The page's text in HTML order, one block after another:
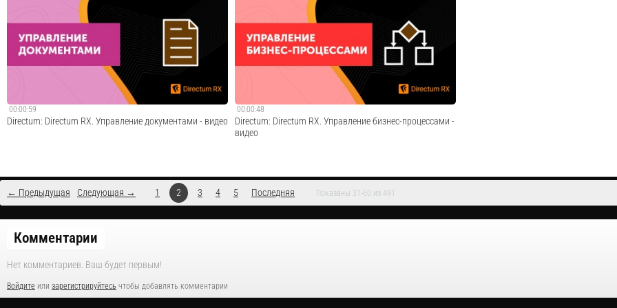
Почему при внедрении системы кадрового электронного
документооборота нельзя просто сказать вендору
цифровизация процессов требует от заказчика активной
вовлеченности и своевременного информирования с...
Cмотреть видео
Почему при внедрении системы кадрового электронного
документооборота нельзя просто сказать вендору
"Делайте, все должно работать"? Успешная
цифровизация процессов требует от заказчика активной
вовлеченности и своевременного информирования с...
Cмотреть видео
00:00:59
Directum: Directum RX. Управление документами - видео
поддерживайте полный жизненный цикл и версионность,
отслеживайте изменения в документах. Эффект от
00:00:48
Directum: Directum RX. Управление бизнес-процессами -
видео
← Предыдущая Следующая → 1 2 3 4 5 Последняя Показаны 31-60 из 491
Комментарии
Нет комментариев. Ваш будет первым!
Войдите или зарегистрируйтесь чтобы добавлять комментарии